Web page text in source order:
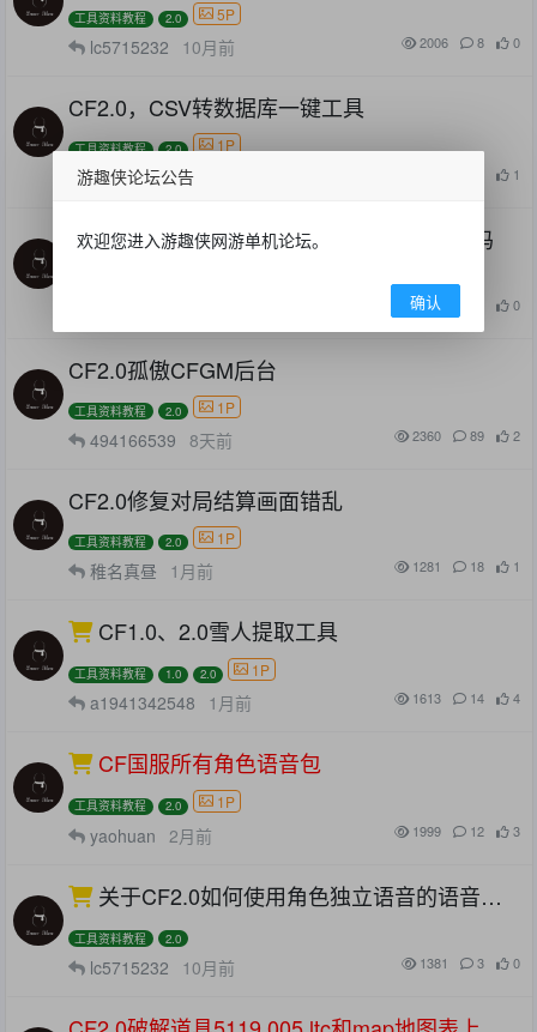
工具资料教程 2.0 5P
lc5715232 10月前 2006 8 0
CF2.0，CSV转数据库一键工具
工具资料教程 2.0 1P
稚名真昼 1月前 1
CF2.0反作弊系统配置文件修复地图错误代码
1535 0
CF2.0孤傲CFGM后台
工具资料教程 2.0 1P
494166539 8天前 2360 89 2
CF2.0修复对局结算画面错乱
工具资料教程 2.0 1P
稚名真昼 1月前 1281 18 1
CF1.0、2.0雪人提取工具
工具资料教程 1.0 2.0 1P
a1941342548 1月前 1613 14 4
CF国服所有角色语音包
工具资料教程 2.0 1P
yaohuan 2月前 1999 12 3
关于CF2.0如何使用角色独立语音的语音视
频教程！
工具资料教程 2.0
lc5715232 10月前 1381 3 0
游趣侠论坛公告
欢迎您进入游趣侠网游单机论坛。
确认